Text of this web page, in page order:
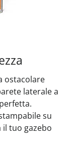
ostacolare
laterale a
su
tuo gazebo